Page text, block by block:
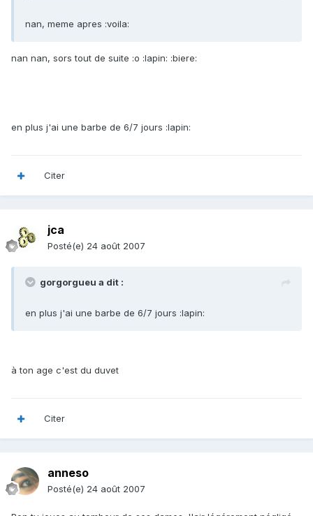
nan, meme apres :voila:
nan nan, sors tout de suite :o :lapin: :biere:
en plus j'ai une barbe de 6/7 jours :lapin:
Citer
jca
Posté(e) 24 août 2007
gorgorgueu a dit :
en plus j'ai une barbe de 6/7 jours :lapin:
à ton age c'est du duvet
Citer
anneso
Posté(e) 24 août 2007